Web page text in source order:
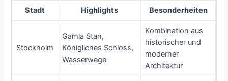
Stadt Highlights Besonderheiten
Stockholm
Gamla Stan,
Königliches Schloss,
Wasserwege
Kombination aus
historischer und
moderner
Architektur